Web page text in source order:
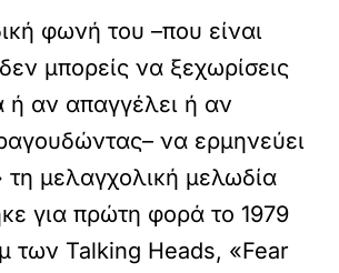
φωνή του –που είναι
μπορείς να ξεχωρίσεις
ή αν απαγγέλει ή αν
να ερμηνεύει
τη μελαγχολική μελωδία
για πρώτη φορά το 1979
των Talking Heads, «Fear